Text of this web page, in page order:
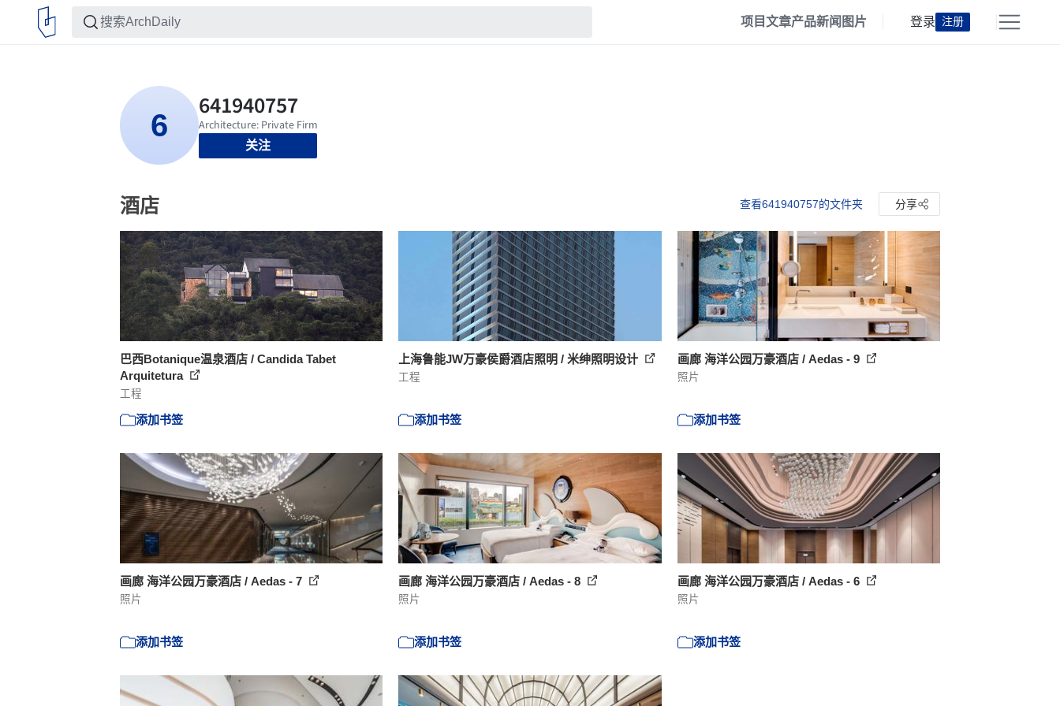
项目文章产品新闻 图片 登录 注册
关注
酒店 查看641940757的文件夹 分享
巴西Botanique温泉酒店 / Candida Tabet
Arquitetura
工程
添加书签
上海鲁能JW万豪侯爵酒店照明 / 米绅照明设计
工程
添加书签
画廊 海洋公园万豪酒店 / Aedas - 9
照片
添加书签
画廊 海洋公园万豪酒店 / Aedas - 7
照片
添加书签
画廊 海洋公园万豪酒店 / Aedas - 8
照片
添加书签
画廊 海洋公园万豪酒店 / Aedas - 6
照片
添加书签